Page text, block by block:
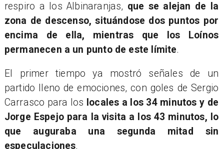
respiro a los Albinaranjas, que se alejan de la
zona de descenso, situándose dos puntos por
encima de ella, mientras que los Loínos
permanecen a un punto de este límite.
El primer tiempo ya mostró señales de un
partido lleno de emociones, con goles de Sergio
Carrasco para los locales a los 34 minutos y de
Jorge Espejo para la visita a los 43 minutos, lo
que auguraba una segunda mitad sin
especulaciones.